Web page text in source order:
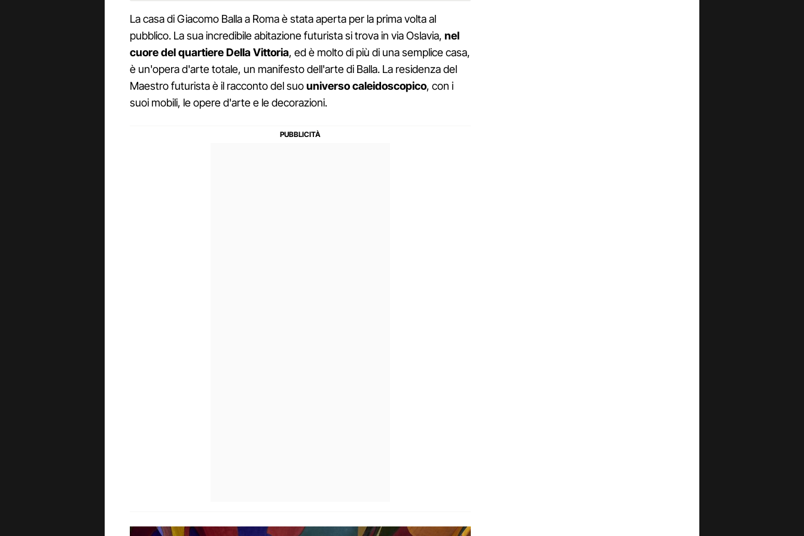
La casa di Giacomo Balla a Roma è stata aperta per la prima volta al
pubblico. La sua incredibile abitazione futurista si trova in via Oslavia, nel
cuore del quartiere Della Vittoria, ed è molto di più di una semplice casa,
è un'opera d'arte totale, un manifesto dell'arte di Balla. La residenza del
Maestro futurista è il racconto del suouniverso caleidoscopico, con i
suoi mobili, le opere d'arte e le decorazioni.